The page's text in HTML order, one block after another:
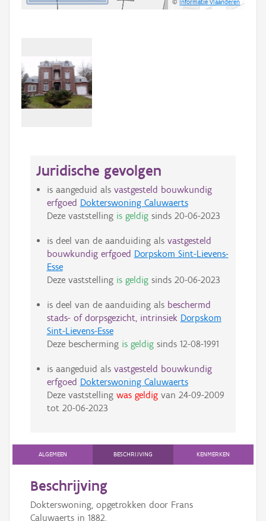
©Informatie Vlaanderen
Juridische gevolgen
is aangeduid als vastgesteld bouwkundig
erfgoed Dokterswoning Caluwaerts
Deze vaststelling is geldigsinds 20-06-2023
is deel van de aanduiding als vastgesteld
bouwkundig erfgoed Dorpskom Sint-Lievens-
Esse
Deze vaststelling is geldigsinds 20-06-2023
is deel van de aanduiding als beschermd
stads- of dorpsgezicht, intrinsiek Dorpskom
Sint-Lievens-Esse
Deze bescherming is geldigsinds 12-08-1991
is aangeduid als vastgesteld bouwkundig
erfgoed Dokterswoning Caluwaerts
Deze vaststelling was geldigvan 24-09-2009
tot 20-06-2023
ALGEMEEN BESCHRIJVING KENMERKEN
Beschrijving
Dokterswoning, opgetrokken door Frans
Caluwaerts in 1882.